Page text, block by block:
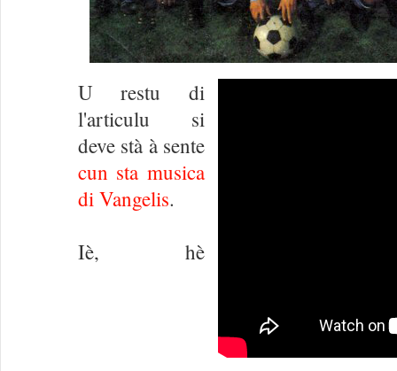
U restu di
l'articulu si
deve stà à sente
cun sta musica
di Vangelis.
Iè, hè